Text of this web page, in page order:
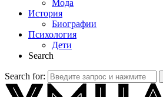
Мода
История
Биографии
Психология
Дети
Search
Search for: